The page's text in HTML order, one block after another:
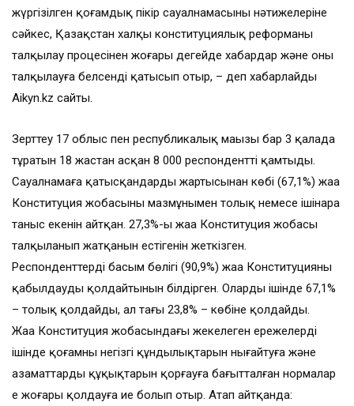
жүргізілген қоғамдық пікір сауалнамасының нәтижелеріне
сәйкес, Қазақстан халқы конституциялық реформаны
талқылау процесінен жоғары деңгейде хабардар және оны
талқылауға белсенді қатысып отыр, – деп хабарлайды
Aikyn.kz сайты.
Зерттеу 17 облыс пен республикалық маңызы бар 3 қалада
тұратын 18 жастан асқан 8 000 респондентті қамтыды.
Сауалнамаға қатысқандардың жартысынан көбі (67,1%) жаңа
Конституция жобасының мазмұнымен толық немесе ішінара
таныс екенін айтқан. 27,3%-ы жаңа Конституция жобасы
талқыланып жатқанын естігенін жеткізген.
Респонденттердің басым бөлігі (90,9%) жаңа Конституцияны
қабылдауды қолдайтынын білдірген. Олардың ішінде 67,1%
– толық қолдайды, ал тағы 23,8% – көбіне қолдайды.
Жаңа Конституция жобасындағы жекелеген ережелердің
ішінде қоғамның негізгі құндылықтарын нығайтуға және
азаматтардың құқықтарын қорғауға бағытталған нормалар
ең жоғары қолдауға ие болып отыр. Атап айтқанда: